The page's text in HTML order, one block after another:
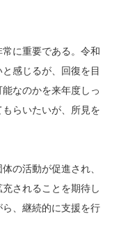
に重要である。令和
感じるが、回復を目
なのかを来年度しっ
らいたいが、所見を
の活動が促進され、
されることを期待し
、継続的に支援を行